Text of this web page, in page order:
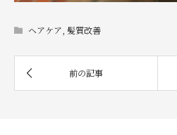
ヘアケア 髪質改善